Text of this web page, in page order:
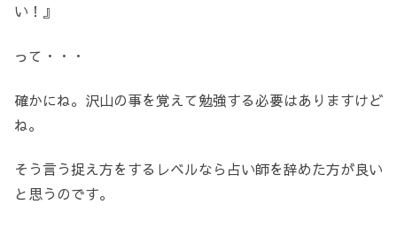
い！』
って・・・
確かにね。沢山の事を覚えて勉強する必要はありますけど
ね。
そう言う捉え方をするレベルなら占い師を辞めた方が良い
と思うのです。